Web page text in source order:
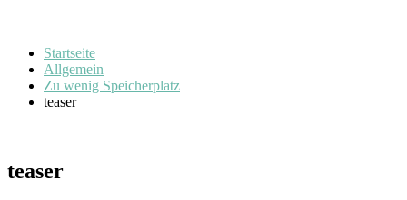
Startseite
Allgemein
Zu wenig Speicherplatz
teaser
teaser